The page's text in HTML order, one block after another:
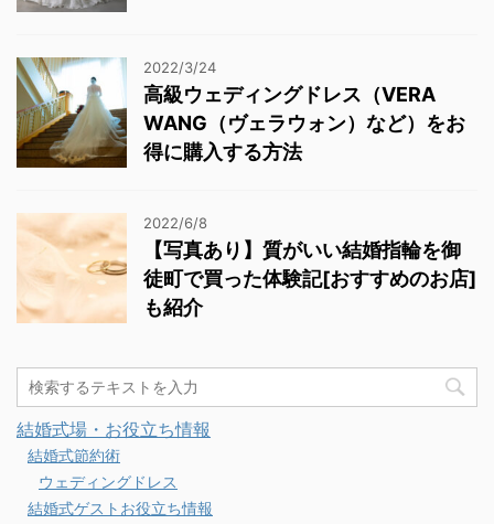
2022/3/24
高級ウェディングドレス（VERA
WANG（ヴェラウォン）など）をお
得に購入する方法
2022/6/8
【写真あり】質がいい結婚指輪を御
徒町で買った体験記[おすすめのお店]
も紹介
結婚式場・お役立ち情報
結婚式節約術
ウェディングドレス
結婚式ゲストお役立ち情報